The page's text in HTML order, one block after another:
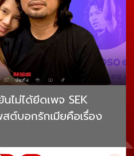
ไม่ได้ยึดเพจ SEK
ต์บอกรักเมียคือเรื่อง